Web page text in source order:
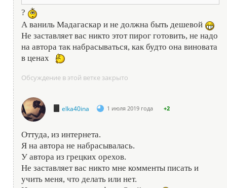
?
А ваниль Мадагаскар и не должна быть дешевой
Не заставляет вас никто этот пирог готовить, не надо
на автора так набрасываться, как будто она виновата
в ценах
Обсуждение в этой ветке закрыто
elka40ina 1 июля 2019 года +2
Оттуда, из интернета.
Я на автора не набрасывалась.
У автора из грецких орехов.
Не заставляет вас никто мне комменты писать и
учить меня, что делать или нет.